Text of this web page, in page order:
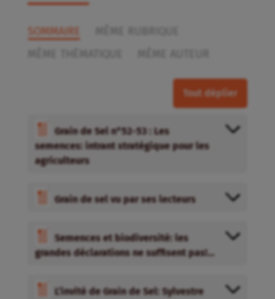
SOMMAIRE
Tout déplier
Grain de Sel n°52-53 : Les
semences: intrant stratégique pour les
agriculteurs
Grain de sel vu par ses lecteurs
Semences et biodiversité: les
grandes déclarations ne suffisent pas!…
L’invité de Grain de Sel: Sylvestre